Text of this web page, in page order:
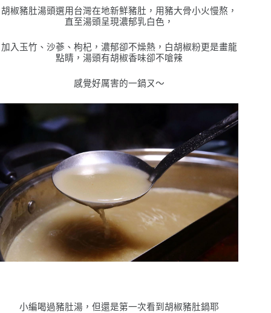
胡椒豬肚湯頭選⽤ 台灣在地新鮮豬肚， ⽤豬⼤骨⼩⽕慢熬，
直至湯頭呈現濃郁乳⽩⾊ ，
加入 ⽟⽵ 、沙蔘、枸杞，濃郁卻不燥熱， ⽩胡椒粉更是畫龍
點睛 ，湯頭有胡椒⾹味卻不嗆辣
感覺好厲害的一鍋ㄡ〜
小編喝過豬肚湯，但還是第一次看到胡椒豬肚鍋耶